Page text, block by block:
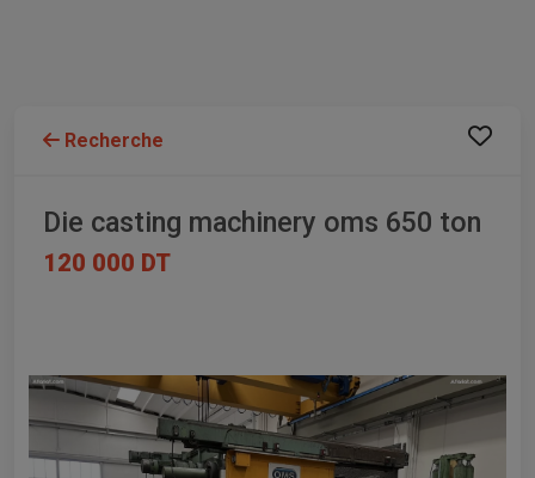
Recherche
Die casting machinery oms 650 ton
120 000 DT